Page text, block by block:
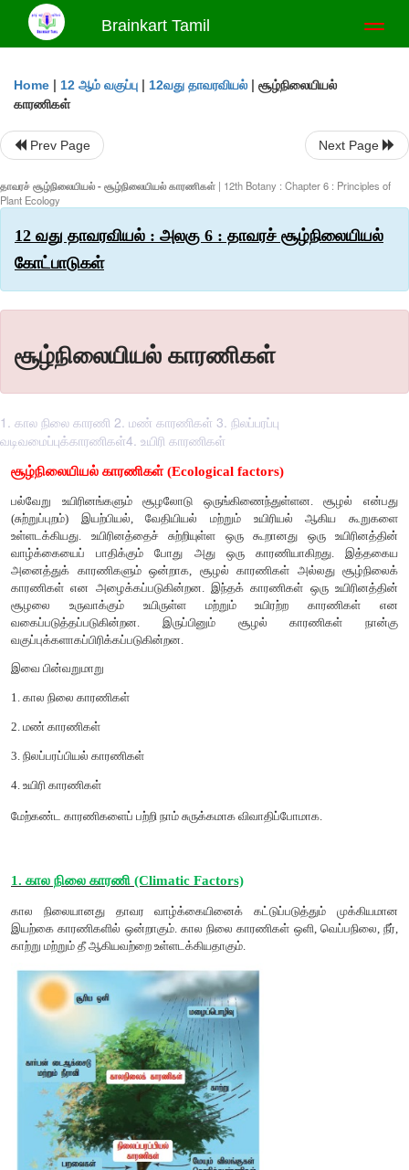
Brainkart Tamil
Home | 12 ஆம் வகுப்பு | 12வது தாவரவியல் | சூழ்நிலையியல்
காரணிகள்
Prev Page Next Page
தாவரச் சூழ்நிலையியல் - சூழ்நிலையியல் காரணிகள் | 12th Botany : Chapter 6 : Principles of
Plant Ecology
12 வது தாவரவியல் : அலகு 6 : தாவரச் சூழ்நிலையியல்
கோட்பாடுகள்
சூழ்நிலையியல் காரணிகள்
1. கால நிலை காரணி 2. மண் காரணிகள் 3. நிலப்பரப்பு
வடிவமைப்புக்காரணிகள்4. உயிரி காரணிகள்
சூழ்நிலையியல் காரணிகள் (Ecological factors)
பல்வேறு உயிரினங்களும் சூழலோடு ஒருங்கிணைந்துள்ளன.
(சுற்றுப்புறம்) இயற்பியல், வேதியியல் மற்றும் உயிரியல்
உள்ளடக்கியது. உயிரினத்தைச் சுற்றியுள்ள ஒரு கூறானது
வாழ்க்கையைப் பாதிக்கும் போது அது ஒரு
காரணிகள் என அழைக்கப்படுகின்றன. இந்தக் காரணிகள் ஒரு
சூழலை உருவாக்கும் உயிருள்ள மற்றும் உயிரற்ற
வகைப்படுத்தப்படுகின்றன. இருப்பினும் சூழல்
1. கால நிலை காரணிகள்
2. மண் காரணிகள்
3. நிலப்பரப்பியல் காரணிகள்
4. உயிரி காரணிகள்
மேற்கண்ட காரணிகளைப் பற்றி நாம் சுருக்கமாக விவாதிப்போமாக.
1. கால நிலை காரணி (Climatic Factors)
கால நிலையானது தாவர வாழ்க்கையினைக்
இயற்கை காரணிகளில் ஒன்றாகும். கால நிலை காரணிகள் ஒளி,